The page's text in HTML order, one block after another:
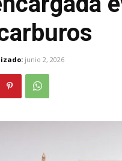
junio 2, 2026